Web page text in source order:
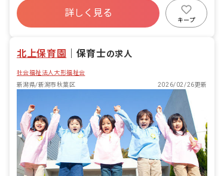
福利厚生充実
退職金制度
詳しく見る
キープ
北上保育園 保育士の求人
社会福祉法人大形福祉会
新潟県/新潟市秋葉区
2026/02/26更新